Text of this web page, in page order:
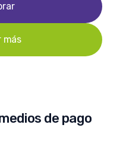
más
de pago